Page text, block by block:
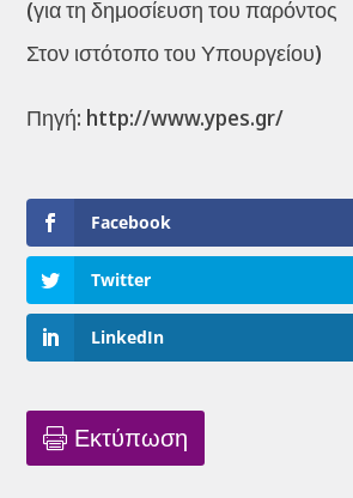
(για τη δημοσίευση του παρόντος
Στον ιστότοπο του Υπουργείου)
Πηγή: http://www.ypes.gr/
Facebook
Twitter
LinkedIn
Εκτύπωση